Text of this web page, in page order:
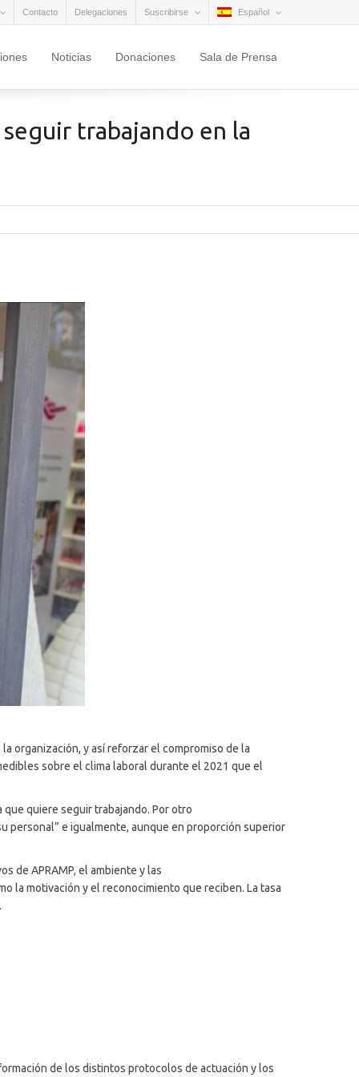
Suscribirse Español
Contacto Delegaciones
Noticias Donaciones Sala de Prensa
trabajando en la
organización, y así reforzar el compromiso de la
sobre el clima laboral durante el 2021 que el
que quiere seguir trabajando. Por otro
personal” e igualmente, aunque en proporción superior
de APRAMP, el ambiente y las
la motivación y el reconocimiento que reciben. La tasa
de los distintos protocolos de actuación y los